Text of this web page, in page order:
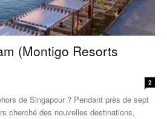
(Montigo Resorts
2
de Singapour ? Pendant près de sept
cherché des nouvelles destinations,